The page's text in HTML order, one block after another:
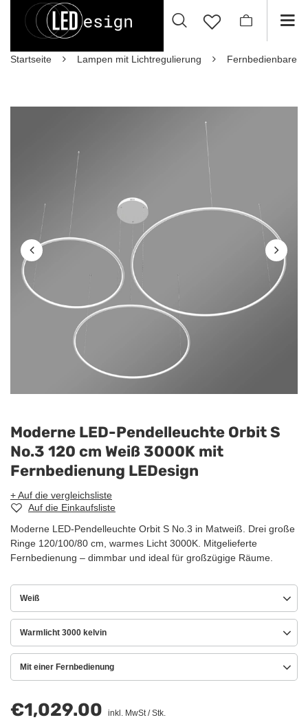
Startseite Lampen mit Lichtregulierung Fernbedienbare
Moderne LED-Pendelleuchte Orbit S
No.3 120 cm Weiß 3000K mit
Fernbedienung LEDesign
+ Auf die vergleichsliste
Auf die Einkaufsliste
Moderne LED-Pendelleuchte Orbit S No.3 in Matweiß. Drei große
Ringe 120/100/80 cm, warmes Licht 3000K. Mitgelieferte
Fernbedienung – dimmbar und ideal für großzügige Räume.
Weiß
Warmlicht 3000 kelvin
Mit einer Fernbedienung
€1,029.00 inkl. MwSt/Stk.